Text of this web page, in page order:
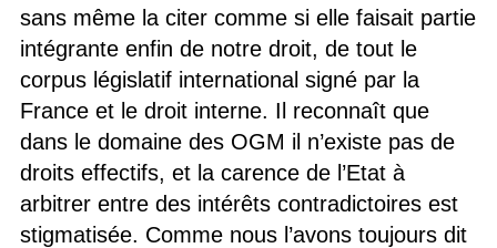
sans même la citer comme si elle faisait partie
intégrante enfin de notre droit, de tout le
corpus législatif international signé par la
France et le droit interne. Il reconnaît que
dans le domaine des OGM il n’existe pas de
droits effectifs, et la carence de l’Etat à
arbitrer entre des intérêts contradictoires est
stigmatisée. Comme nous l’avons toujours dit